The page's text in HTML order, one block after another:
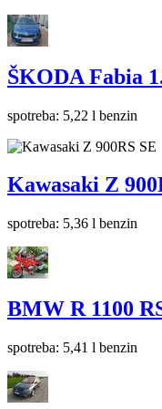
ŠKODA Fabia
spotreba: 5,22 l benzin
Kawasaki Z
spotreba: 5,36 l benzin
BMW R 1100
spotreba: 5,41 l benzin